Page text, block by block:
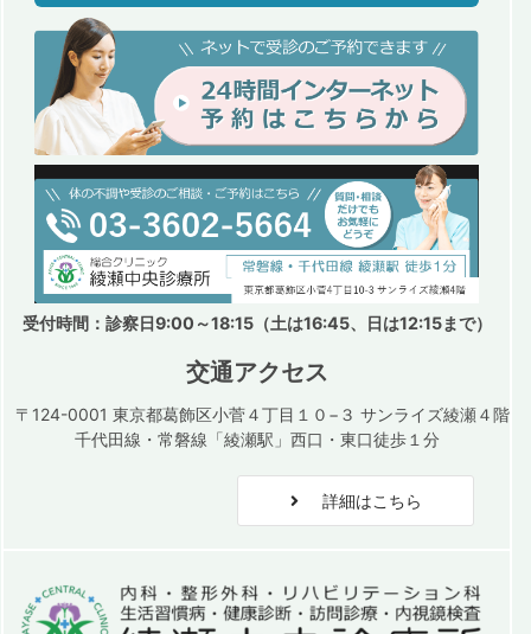
受付時間：診察日9:00～18:15（土は16:45、日は12:15まで）
交通アクセス
〒124-0001 東京都葛飾区小菅４丁目１０−３ サンライズ綾瀬４階
千代田線・常磐線「綾瀬駅」西口・東口徒歩１分
詳細はこちら